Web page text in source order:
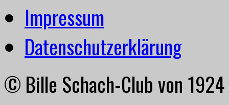
Impressum
Datenschutzerklärung
© Bille Schach-Club von